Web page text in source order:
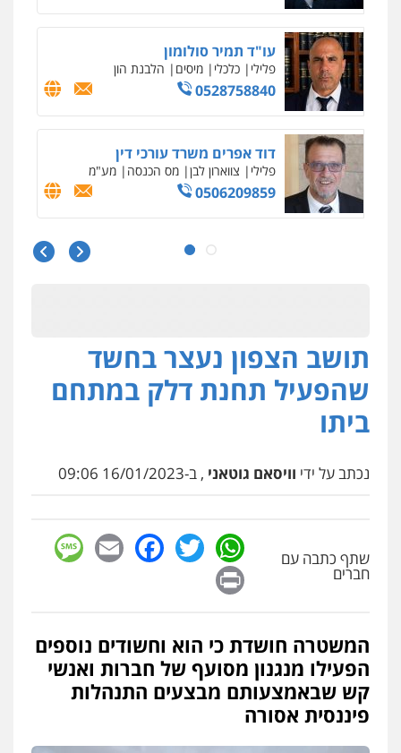
עו"ד תמיר סולומון
פלילי כלכלי מיסים הלבנת הון
0528758840
דוד אפרים משרד עורכי דין
פלילי צווארון לבן מס הכנסה מע"מ
0506209859
עו"ד שרון נהרי
פשיעה כלכלית
עו"ד (רו"ח) יואב ציוני
עבירות מס הלבנת הון
0505430819
כלכלי הלבנת הון חילוט ייעוץ לעורכי דין
מצגר ושות', חברת עורכי דין
נדל"ן / עסקים
הוצאה לפועל
עורך דין תמיר אלטיט
פלילי תעבורה
0545577862
תושב הצפון נעצר בחשד
שהפעיל תחנת דלק במתחם
ביתו
נכתב על ידי וויסאם גוטאני , ב-16/01/2023 09:06
שתף כתבה עם
חברים
WhatsApp
Twitter
Facebook
Email
המשטרה חושדת כי הוא וחשודים נוספים
הפעילו מנגנון מסועף של חברות ואנשי
קש שבאמצעותם מבצעים התנהלות
פיננסית אסורה